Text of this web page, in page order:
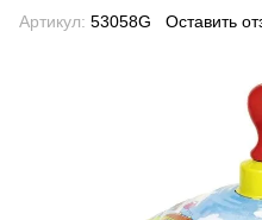
Артикул: 53058G Оставить